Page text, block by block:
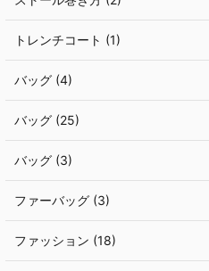
トレンチコート (1)
バッグ (4)
バッグ (25)
バッグ (3)
ファーバッグ (3)
ファッション (18)